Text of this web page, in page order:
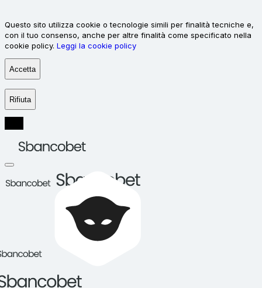
Questo sito utilizza cookie o tecnologie simili per finalità tecniche e,
con il tuo consenso, anche per altre finalità come specificato nella
cookie policy. Leggi la cookie policy
Accetta
Rifiuta